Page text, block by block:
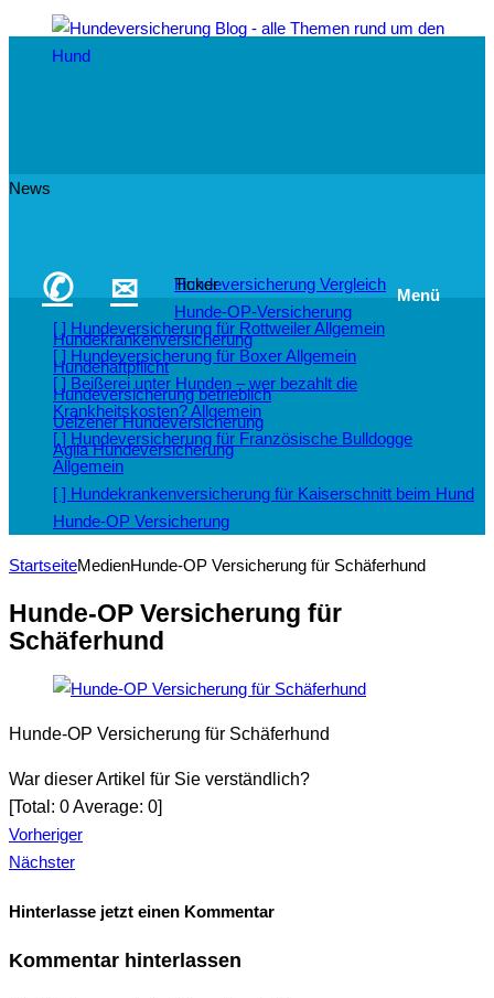
✆ ✉ Menü
Hundeversicherung Vergleich
Hunde-OP-Versicherung
Hundekrankenversicherung
Hundehaftpflicht
Hundeversicherung betrieblich
Uelzener Hundeversicherung
Agila Hundeversicherung
News
Ticker
[ ] Hundeversicherung für RottweilerAllgemein
[ ] Hundeversicherung für BoxerAllgemein
[ ] Beißerei unter Hunden – wer bezahlt die
Krankheitskosten?Allgemein
[ ] Hundeversicherung für Französische Bulldogge
Allgemein
[ ] Hundekrankenversicherung für Kaiserschnitt beim Hund
Hunde-OP Versicherung
StartseiteMedienHunde-OP Versicherung für Schäferhund
Hunde-OP Versicherung für
Schäferhund
Hunde-OP Versicherung für Schäferhund
War dieser Artikel für Sie verständlich?
[Total: 0Average: 0]
Vorheriger
Nächster
Hinterlasse jetzt einen Kommentar
Kommentar hinterlassen